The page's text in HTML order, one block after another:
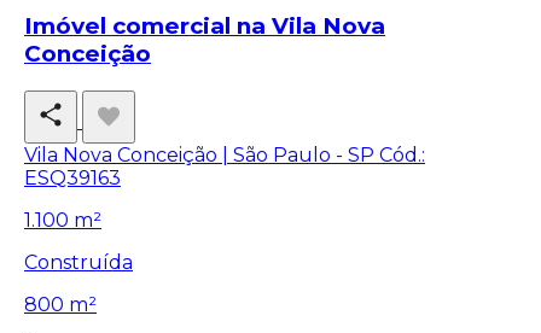
Imóvel comercial na Vila Nova
Conceição
Vila Nova Conceição | São Paulo - SP Cód.:
ESQ39163
1.100 m²
Construída
800 m²